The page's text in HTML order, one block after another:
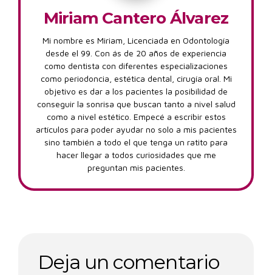
Miriam Cantero Álvarez
Mi nombre es Miriam, Licenciada en Odontología
desde el 99. Con ás de 20 años de experiencia
como dentista con diferentes especializaciones
como periodoncia, estética dental, cirugía oral. Mi
objetivo es dar a los pacientes la posibilidad de
conseguir la sonrisa que buscan tanto a nivel salud
como a nivel estético. Empecé a escribir estos
artículos para poder ayudar no solo a mis pacientes
sino también a todo el que tenga un ratito para
hacer llegar a todos curiosidades que me
preguntan mis pacientes.
Deja un comentario